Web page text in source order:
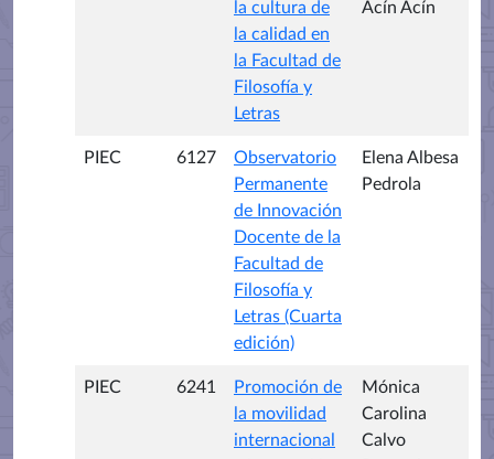
la cultura de
la calidad en
la Facultad de
Filosofía y
Letras
Acín Acín
PIEC 6127
Observatorio
Permanente
de Innovación
Docente de la
Facultad de
Filosofía y
Letras (Cuarta
edición)
Elena Albesa
Pedrola
PIEC 6241
Promoción de
la movilidad
internacional
Mónica
Carolina
Calvo